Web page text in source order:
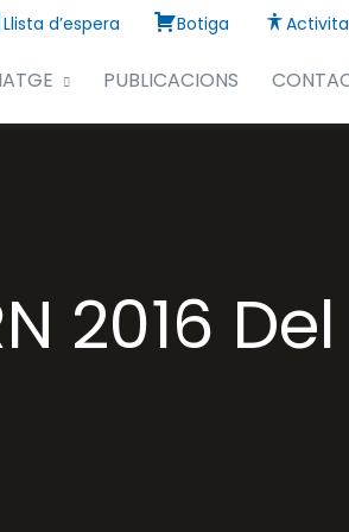
Llista d’espera Botiga
PUBLICACIONS
2016 Del